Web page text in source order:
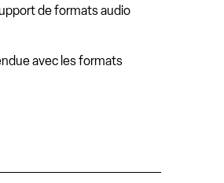
de formats audio
avec les formats